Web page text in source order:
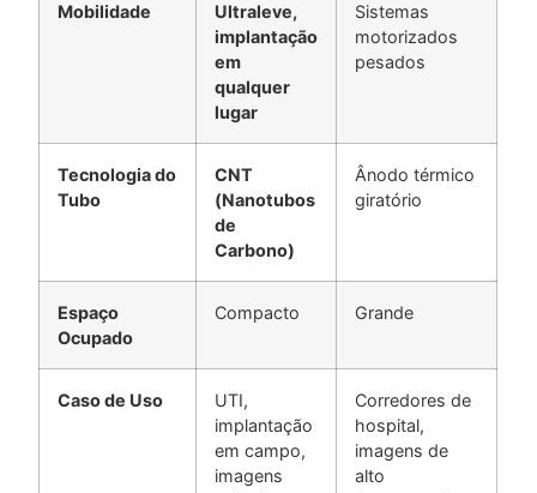
Mobilidade
Ultraleve,
implantação
em
qualquer
lugar
Sistemas
motorizados
pesados
Tecnologia do
Tubo
CNT
(Nanotubos
de
Carbono)
Ânodo térmico
giratório
Espaço
Ocupado
Compacto Grande
Caso de Uso
UTI,
implantação
em campo,
imagens
Corredores de
hospital,
imagens de
alto